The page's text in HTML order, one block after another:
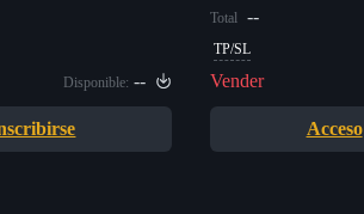
Disponible: --
Total --
TP/SL
Vender
Acceso